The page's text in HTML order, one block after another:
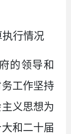
行情况
的领导和
工作坚持
义思想为
和二十届